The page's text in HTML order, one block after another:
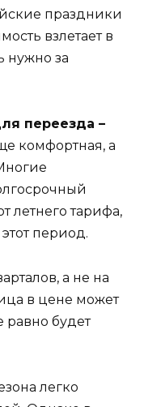
праздники
взлетает в
нужно за
переезда –
комфортная, а
летнего тарифа,
период.
а не на
в цене может
равно будет
легко